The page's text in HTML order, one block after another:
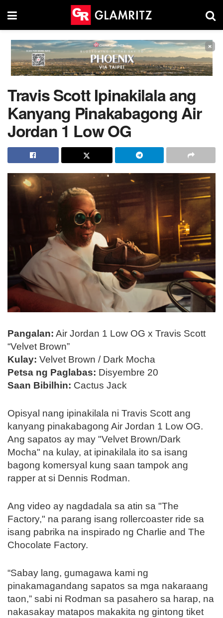
×
Travis Scott Ipinakilala ang
Kanyang Pinakabagong Air
Jordan 1 Low OG
Pangalan: Air Jordan 1 Low OG x Travis Scott
“Velvet Brown”
Kulay: Velvet Brown / Dark Mocha
Petsa ng Paglabas: Disyembre 20
Saan Bibilhin: Cactus Jack
Opisyal nang ipinakilala ni Travis Scott ang
kanyang pinakabagong Air Jordan 1 Low OG.
Ang sapatos ay may "Velvet Brown/Dark
Mocha" na kulay, at ipinakilala ito sa isang
bagong komersyal kung saan tampok ang
rapper at si Dennis Rodman.
Ang video ay nagdadala sa atin sa "The
Factory," na parang isang rollercoaster ride sa
isang pabrika na inspirado ng Charlie and The
Chocolate Factory.
“Sabay lang, gumagawa kami ng
pinakamagandang sapatos sa mga nakaraang
taon,” sabi ni Rodman sa pasahero sa harap, na
nakasakay matapos makakita ng gintong tiket